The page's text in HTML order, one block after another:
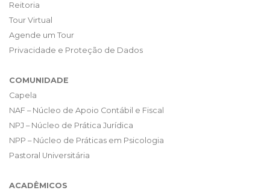
Reitoria
Tour Virtual
Agende um Tour
Privacidade e Proteção de Dados
COMUNIDADE
Capela
NAF – Núcleo de Apoio Contábil e Fiscal
NPJ – Núcleo de Prática Jurídica
NPP – Núcleo de Práticas em Psicologia
Pastoral Universitária
ACADÊMICOS